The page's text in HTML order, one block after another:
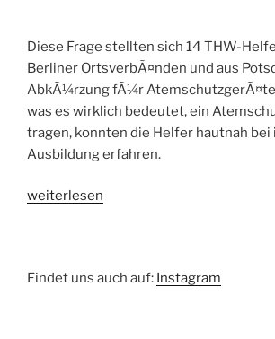
Diese Frage stellten sich 14 THW-
Berliner OrtsverbÃ¤nden und aus
AbkÃ¼rzung fÃ¼r
was es wirklich bedeutet, ein
tragen, konnten die Helfer hautnah bei
Ausbildung erfahren.
„AGT
das
weiterlesen
Findet uns auch auf: Instagram